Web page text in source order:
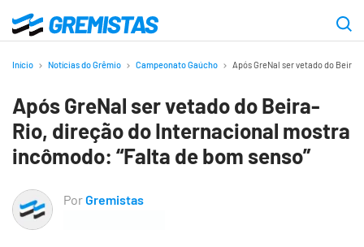
para
principal
Gremistas
Início Notícias do Grêmio Campeonato Gaúcho Após GreNal ser vetado do
Após GreNal ser vetado do Beira-
Rio, direção do Internacional mostra
incômodo: “Falta de bom senso”
PorGremistas